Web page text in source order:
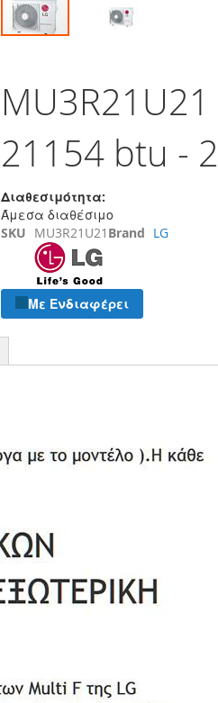
αρχή
της
εικόνων
21154 btu -
Διαθεσιμότητα:
Άμεσα διαθέσιμο
SKU MU3R21U21 Brand LG
Με Ενδιαφέρει